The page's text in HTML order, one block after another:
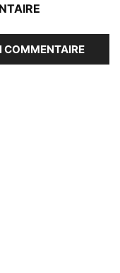
COMMENTAIRE